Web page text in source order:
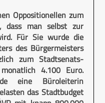
Oppositionellen zum
dass man selbst zur
Für Sie wurde die
des Bürgermeisters
zum Stadtsenats-
4.100 Euro.
eine Büroleiterin
das Stadtbudget